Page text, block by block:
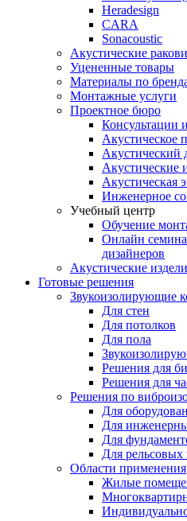
Heradesign
CARA
Sonacoustic
Акустические
Уцененные товары
Материалы по
Монтажные услуги
Проектное бюро
Консультации
Акустическое
Акустический
Акустические
Акустическая
Инженерное
Учебный центр
Обучение
Онлайн
дизайнеров
Акустические
Готовые решения
Звукоизолирующие
Для стен
Для потолков
Для пола
Решения для
Решения для
Решения по
Для
Для
Для
Для рельсовых
Области применения
Жилые